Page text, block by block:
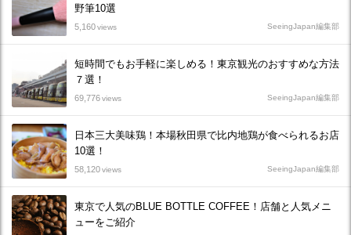
野筆10選
5,160views SeeingJapan編集部
短時間でもお手軽に楽しめる！東京観光のおすすめな方法
７選！
69,776views SeeingJapan編集部
日本三大美味鶏！本場秋田県で比内地鶏が食べられるお店
10選！
58,120views SeeingJapan編集部
東京で人気のBLUE BOTTLE COFFEE！店舗と人気メニ
ューをご紹介